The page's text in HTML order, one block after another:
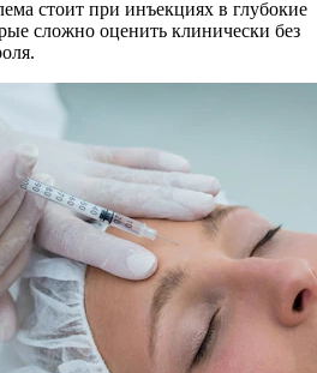
стоит при инъекциях в глубокие
сложно оценить клинически без